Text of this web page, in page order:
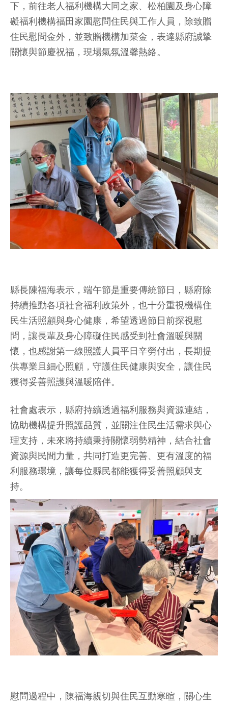
下，前往老人福利機構大同之家、松柏園及身心障
礙福利機構福田家園慰問住民與工作人員，除致贈
住民慰問金外，並致贈機構加菜金，表達縣府誠摯
關懷與節慶祝福，現場氣氛溫馨熱絡。
縣長陳福海表示，端午節是重要傳統節日，縣府除
持續推動各項社會福利政策外，也十分重視機構住
民生活照顧與身心健康，希望透過節日前探視慰
問，讓長輩及身心障礙住民感受到社會溫暖與關
懷，也感謝第一線照護人員平日辛勞付出，長期提
供專業且細心照顧，守護住民健康與安全，讓住民
獲得妥善照護與溫暖陪伴。
社會處表示，縣府持續透過福利服務與資源連結，
協助機構提升照護品質，並關注住民生活需求與心
理支持，未來將持續秉持關懷弱勢精神，結合社會
資源與民間力量，共同打造更完善、更有溫度的福
利服務環境，讓每位縣民都能獲得妥善照顧與支
持。
慰問過程中，陳福海親切與住民互動寒暄，關心生